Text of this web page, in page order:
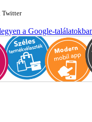
Twitter
a Google-